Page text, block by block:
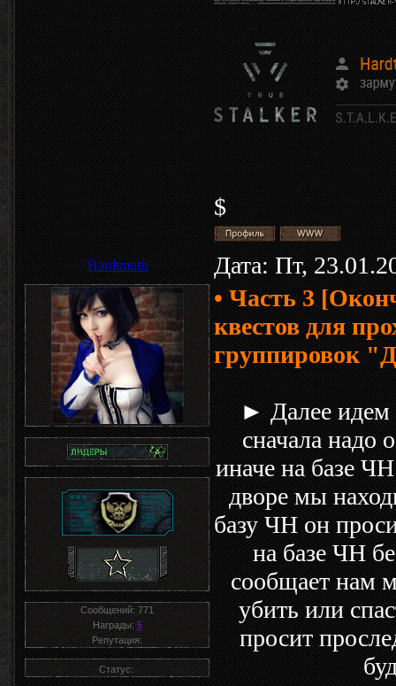
$
Hardtmuth Дата: Пт,
Сообщений: 771
Награды: 5
Репутация:
Статус:
• Часть 3
квестов для
группировок
► Далее идем
сначала надо
иначе на базе
дворе мы
базу ЧН он
на базе ЧН
сообщает нам
убить или
просит